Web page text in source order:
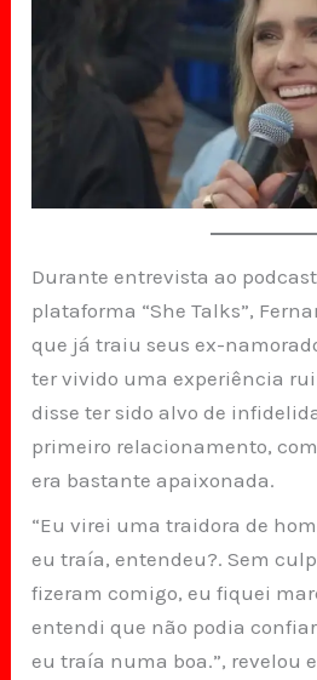
Durante entrevista ao podcast
plataforma “She Talks”,
que já traiu seus ex-
ter vivido uma experiência
disse ter sido alvo de
primeiro relacionamento,
era bastante apaixonada.
“Eu virei uma traidora de
eu traía, entendeu?. Sem
fizeram comigo, eu fiquei
entendi que não podia
eu traía numa boa.”, revelou